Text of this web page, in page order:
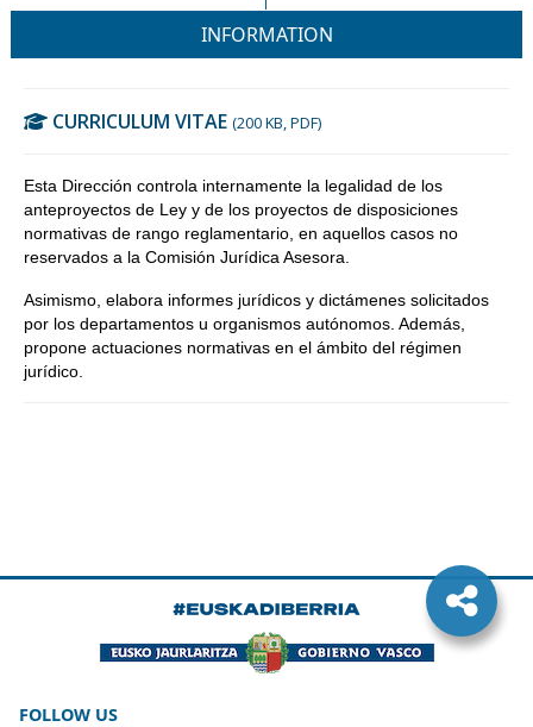
INFORMATION
CURRICULUM VITAE (200 KB, PDF)
Esta Dirección controla internamente la legalidad de los
anteproyectos de Ley y de los proyectos de disposiciones
normativas de rango reglamentario, en aquellos casos no
reservados a la Comisión Jurídica Asesora.
Asimismo, elabora informes jurídicos y dictámenes solicitados
por los departamentos u organismos autónomos. Además,
propone actuaciones normativas en el ámbito del régimen
jurídico.
FOLLOW US